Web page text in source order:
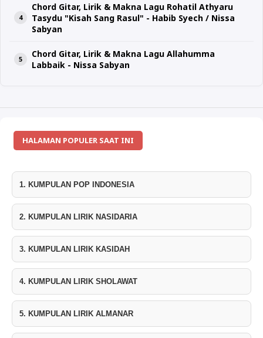
Chord Gitar, Lirik & Makna Lagu Rohatil Athyaru
Tasydu "Kisah Sang Rasul" - Habib Syech / Nissa
Sabyan
Chord Gitar, Lirik & Makna Lagu Allahumma
Labbaik - Nissa Sabyan
HALAMAN POPULER SAAT INI
1. KUMPULAN POP INDONESIA
2. KUMPULAN LIRIK NASIDARIA
3. KUMPULAN LIRIK KASIDAH
4. KUMPULAN LIRIK SHOLAWAT
5. KUMPULAN LIRIK ALMANAR